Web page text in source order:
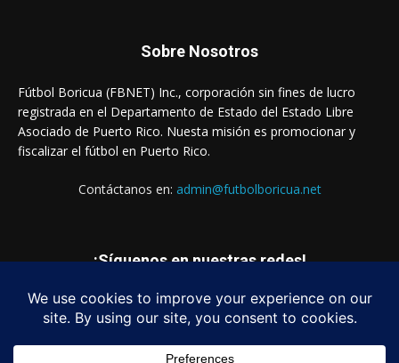
Sobre Nosotros
Fútbol Boricua (FBNET) Inc., corporación sin fines de lucro
registrada en el Departamento de Estado del Estado Libre
Asociado de Puerto Rico. Nuesta misión es promocionar y
fiscalizar el fútbol en Puerto Rico.
Contáctanos en: admin@futbolboricua.net
¡Síguenos en nuestras redes!